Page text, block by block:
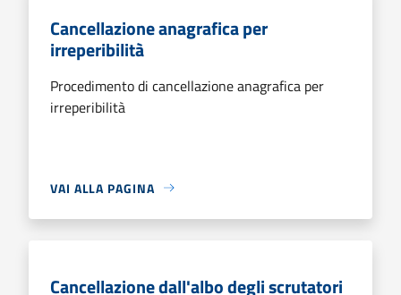
Cancellazione anagrafica per
irreperibilità
Procedimento di cancellazione anagrafica per
irreperibilità
VAI ALLA PAGINA
Cancellazione dall'albo degli scrutatori